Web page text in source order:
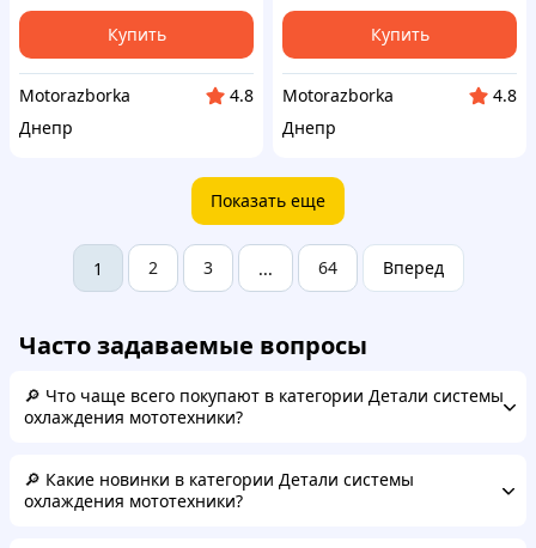
Купить
Motorazborka
4.8
Днепр
Купить
Motorazborka
4.8
Днепр
Показать еще
1 2 3 ... 64 Вперед
Часто задаваемые вопросы
🔎 Что чаще всего покупают в категории Детали системы
охлаждения мототехники?
🔎 Какие новинки в категории Детали системы
охлаждения мототехники?